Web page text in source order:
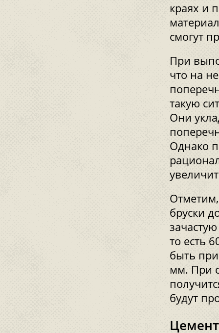
краях и
смогут
При
что на
такую
Они
Однако
Отметим,
бруски
то есть
быть
мм. При
будут